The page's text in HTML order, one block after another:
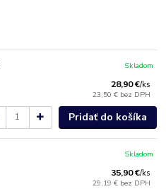
28,90 €/ks
23,50 € bez DPH
Skladom
Pridať do košíka
35,90 €/ks
29,19 € bez DPH
Skladom